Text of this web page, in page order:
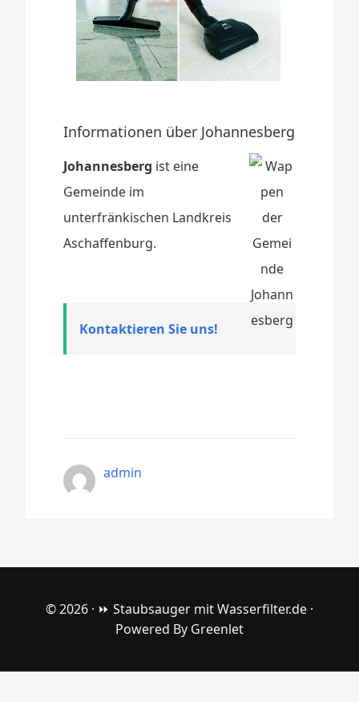
Informationen über Johannesberg
Johannesberg ist eine
Gemeinde im
unterfränkischen Landkreis
Aschaffenburg.
Kontaktieren Sie uns!
admin
© 2026 · ⏩ Staubsauger mit Wasserfilter.de ·
Powered By Greenlet